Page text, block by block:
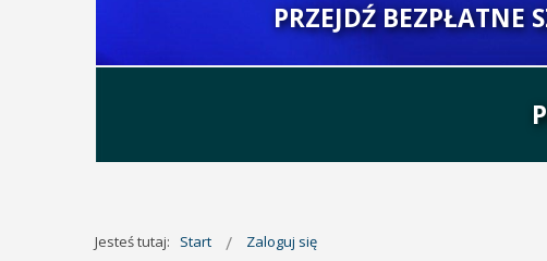
PRZEJDŹ BEZPŁATNE
Jesteś tutaj: Start Zaloguj się